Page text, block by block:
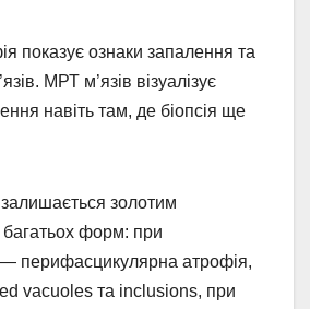
показує ознаки запалення та
МРТ м’язів візуалізує
навіть там, де біопсія ще
залишається золотим
форм: при
— перифасцикулярна атрофія,
vacuoles та inclusions, при